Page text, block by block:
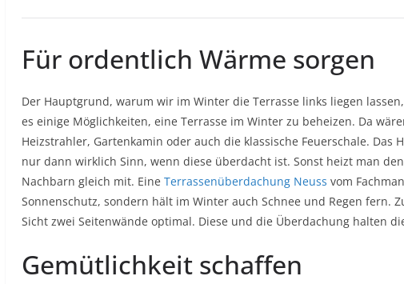
Für ordentlich Wärme sorgen
Der Hauptgrund, warum wir im Winter die Terrasse links liegen
es einige Möglichkeiten, eine Terrasse im Winter zu beheizen. Da
Heizstrahler, Gartenkamin oder auch die klassische Feuerschale. Das
nur dann wirklich Sinn, wenn diese überdacht ist. Sonst heizt man
Nachbarn gleich mit. Eine Terrassenüberdachung Neuss vom
Sonnenschutz, sondern hält im Winter auch Schnee und Regen fern.
Sicht zwei Seitenwände optimal. Diese und die Überdachung halten
Gemütlichkeit schaffen